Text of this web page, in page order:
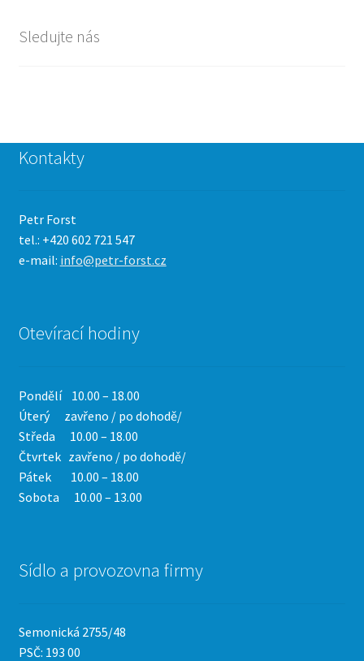
Sledujte nás
Kontakty
Petr Forst
tel.: +420 602 721 547
e-mail: info@petr-forst.cz
Otevírací hodiny
Pondělí 10.00 – 18.00
Úterý zavřeno / po dohodě/
Středa 10.00 – 18.00
Čtvrtek zavřeno / po dohodě/
Pátek 10.00 – 18.00
Sobota 10.00 – 13.00
Sídlo a provozovna firmy
Semonická 2755/48
PSČ: 193 00